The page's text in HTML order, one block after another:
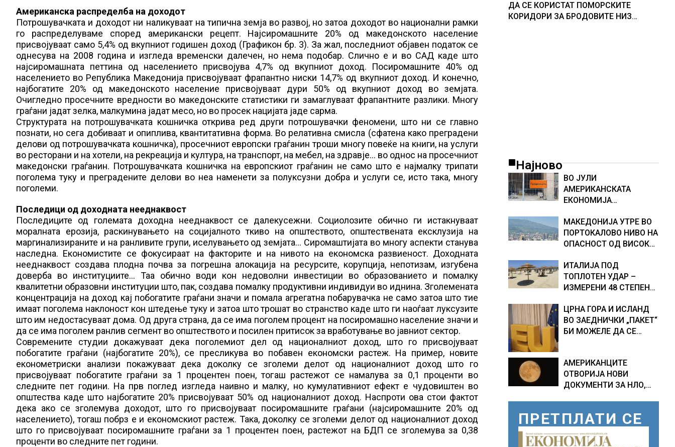
Американска распределба на доходот
Потрошувачката и доходот ни наликуваат на типична земја во развој, но затоа доходот во национални рамки
го распределуваме според американски рецепт. Најсиромашните 20% од македонското население
присвојуваат само 5,4% од вкупниот годишен доход (Графикон бр. 3). За жал, последниот објавен податок се
однесува на 2008 година и изгледа временски далечен, но нема подобар. Слично е и во САД каде што
најсиромашната петтина од населението присвојува 4,7% од вкупниот доход. Посиромашните 40% од
населението во Република Македонија присвојуваат фрапантно ниски 14,7% од вкупниот доход. И конечно,
најбогатите 20% од македонското население присвојуваат дури 50% од вкупниот доход во земјата.
Очигледно просечните вредности во македонските статистики ги замаглуваат фрапантните разлики. Многу
граѓани јадат зелка, малкумина јадат месо, но во просек нацијата јаде сарма.
Структурата на потрошувачката кошничка открива ред други потрошувачки феномени, што ни се главно
познати, но сега добиваат и опиплива, квантитативна форма. Во релативна смисла (сфатена како преградени
делови од потрошувачката кошничка), просечниот европски граѓанин троши многу повеќе на книги, на услуги
во ресторани и на хотели, на рекреација и култура, на транспорт, на мебел, на здравје… во однос на просечниот
македонски граѓанин. Потрошувачката кошничка на европскиот граѓанин не само што е најмалку трипати
поголема туку и преградените делови во неа наменети за полуксузни добра и услуги се, исто така, многу
поголеми.
Последици од доходната нееднаквост
Последиците од големата доходна нееднаквост се далекусежни. Социолозите обично ги истакнуваат
моралната ерозија, раскинувањето на социјалното ткиво на општеството, општествената ексклузија на
маргинализираните и на ранливите групи, иселувањето од земјата… Сиромаштијата во многу аспекти станува
наследна. Економистите се фокусираат на факторите и на нивото на економска развиеност. Доходната
нееднаквост создава плодна почва за погрешна алокација на ресурсите, корупција, непотизам, изгубена
доверба во институциите… Таа обично води кон недоволни инвестиции во образованието и помалку
квалитетни образовни институции што, пак, создава помалку продуктивни индивидуи во иднина. Зголемената
концентрација на доход кај побогатите граѓани значи и помала агрегатна побарувачка не само затоа што тие
имаат поголема наклоност кон штедење туку и затоа што трошат во странство каде што ги наоѓаат луксузите
што им недостасуваат дома. Од друга страна, да се има поголем процент на посиромашно население значи и
да се има поголем ранлив сегмент во општеството и посилен притисок за вработување во јавниот сектор.
Современите студии докажуваат дека поголемиот дел од националниот доход, што го присвојуваат
побогатите граѓани (најбогатите 20%), се пресликува во побавен економски растеж. На пример, новите
економетриски анализи покажуваат дека доколку се зголеми делот од националниот доход што го
присвојуваат побогатите граѓани за 1 процентен поен, тогаш растежот се намалува за 0,1 проценти во
следните пет години. На прв поглед изгледа наивно и малку, но кумулативниот ефект е чудовиштен во
општества каде што најбогатите 20% присвојуваат 50% од националниот доход. Наспроти ова стои фактот
дека ако се зголемува доходот, што го присвојуваат посиромашните граѓани (најсиромашните 20% од
населението), тогаш побрз е и економскиот растеж. Така, доколку се зголеми делот од националниот доход
што го присвојуваат посиромашните граѓани за 1 процентен поен, растежот на БДП се зголемува за 0,38
проценти во следните пет години.
ДА СЕ КОРИСТАТ ПОМОРСКИТЕ
КОРИДОРИ ЗА БРОДОВИТЕ НИЗ
Најново
ВО ЈУЛИ
АМЕРИКАНСКАТА
ЕКОНОМИЈА
23.000 РАБОТНИ МЕСТА
МАКЕДОНИЈА УТРЕ ВО
ПОРТОКАЛОВО НИВО НА
ОПАСНОСТ ОД ВИСОКИ
ИТАЛИЈА ПОД
ТОПЛОТЕН УДАР –
ИЗМЕРЕНИ 48 СТЕПЕНИ,
НАЈАВИЈА НОВИ
ПРОГНОЗИ ЗА
СРЕДИНАТА НА АВГУСТ
ЦРНА ГОРА И ИСЛАНД
ВО ЗАЕДНИЧКИ „ПАКЕТ“
БИ МОЖЕЛЕ ДА СЕ
АМЕРИКАНЦИТЕ
ОТВОРИЈА НОВИ
ДОКУМЕНТИ ЗА НЛО,
снимки за „Големи
темни триаголници со
светла“
ПРЕТПЛАТИ СЕ